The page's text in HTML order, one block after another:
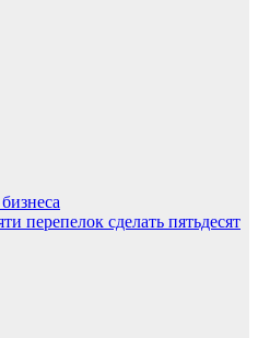
перепелок сделать пятьдесят